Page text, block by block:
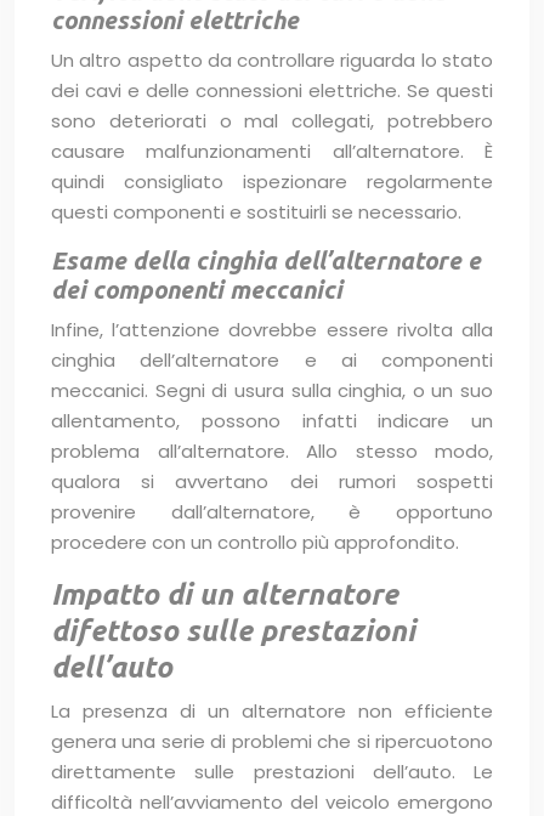
connessioni elettriche
Un altro aspetto da controllare riguarda lo stato
dei cavi e delle connessioni elettriche. Se questi
sono deteriorati o mal collegati, potrebbero
causare malfunzionamenti all’alternatore. È
quindi consigliato ispezionare regolarmente
questi componenti e sostituirli se necessario.
Esame della cinghia dell’alternatore e
dei componenti meccanici
Infine, l’attenzione dovrebbe essere rivolta alla
cinghia dell’alternatore e ai componenti
meccanici. Segni di usura sulla cinghia, o un suo
allentamento, possono infatti indicare un
problema all’alternatore. Allo stesso modo,
qualora si avvertano dei rumori sospetti
provenire dall’alternatore, è opportuno
procedere con un controllo più approfondito.
Impatto di un alternatore
difettoso sulle prestazioni
dell’auto
La presenza di un alternatore non efficiente
genera una serie di problemi che si ripercuotono
direttamente sulle prestazioni dell’auto. Le
difficoltà nell’avviamento del veicolo emergono